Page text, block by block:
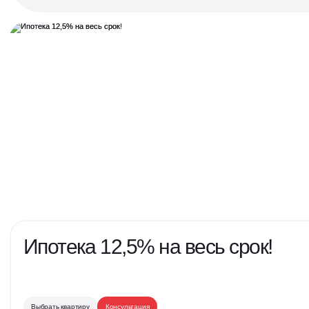
Ипотека 12,5% на весь срок!
Выбрать квартиру Консультация